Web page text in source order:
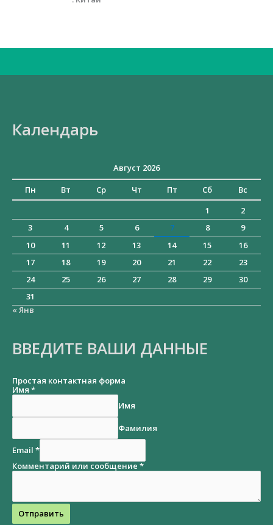
Календарь
Август 2026
Пн
Вт Ср Чт Пт Сб
Вс
1
2
3
4 5 6 7 8
9
10
11 12 13 14 15
16
17
18 19 20 21 22
23
24
25 26 27 28 29
30
31
« Янв
ВВЕДИТЕ ВАШИ ДАННЫЕ
Простая контактная форма
Имя *
Имя
Фамилия
Email *
Комментарий или сообщение *
Отправить